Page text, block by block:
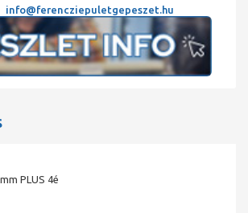
info@ferencziepuletgepeszet.hu
PLUS 4é